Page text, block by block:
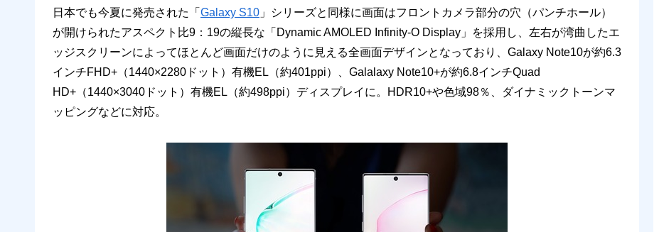
日本でも今夏に発売された「 Galaxy S10 」シリーズと同様に画面はフロントカメラ部分の穴（パンチホール）
が開けられたアスペクト比9：19の縦長な「Dynamic AMOLED Infinity-O Display」を採用し、左右が湾曲したエ
ッジスクリーンによってほとんど画面だけのように見える全画面デザインとなっており、Galaxy Note10が約6.3
インチFHD+（1440×2280ドット）有機EL（約401ppi）、Galalaxy Note10+が約6.8インチQuad
HD+（1440×3040ドット）有機EL（約498ppi）ディスプレイに。HDR10+や色域98％、ダイナミックトーンマ
ッピングなどに対応。